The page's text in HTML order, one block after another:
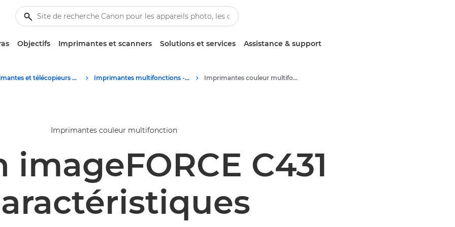
Objectifs Imprimantes et scanners Solutions et services Assistance & support
Imprimantes et télécopieurs professionnels Imprimantes multifonctions - Multifonctions Imprimantes couleur multifonction
Imprimantes couleur multifonction
imageFORCE C431